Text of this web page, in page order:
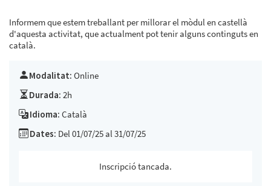
Informem que estem treballant per millorar el mòdul en castellà
d'aquesta activitat, que actualment pot tenir alguns continguts en
català.
Modalitat: Online
Durada: 2h
Idioma: Català
Dates: Del 01/07/25 al 31/07/25
Inscripció tancada.